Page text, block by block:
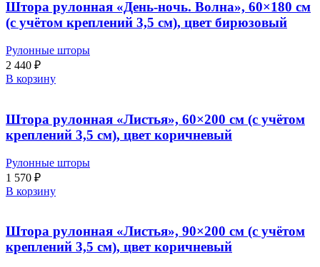
Штора рулонная «День-ночь. Волна», 60×180 см
(с учётом креплений 3,5 см), цвет бирюзовый
Рулонные шторы
2 440 ₽
В корзину
Штора рулонная «Листья», 60×200 см (с учётом
креплений 3,5 см), цвет коричневый
Рулонные шторы
1 570 ₽
В корзину
Штора рулонная «Листья», 90×200 см (с учётом
креплений 3,5 см), цвет коричневый